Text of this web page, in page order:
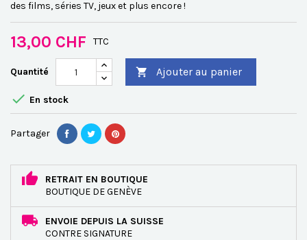
des films, séries TV, jeux et plus encore !
13,00 CHF TTC
Quantité  Ajouter au panier
 En stock
Partager
RETRAIT EN BOUTIQUE
BOUTIQUE DE GENÈVE
ENVOIE DEPUIS LA SUISSE
CONTRE SIGNATURE